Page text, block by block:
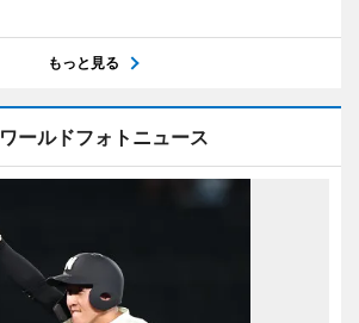
もっと見る
ワールドフォトニュース